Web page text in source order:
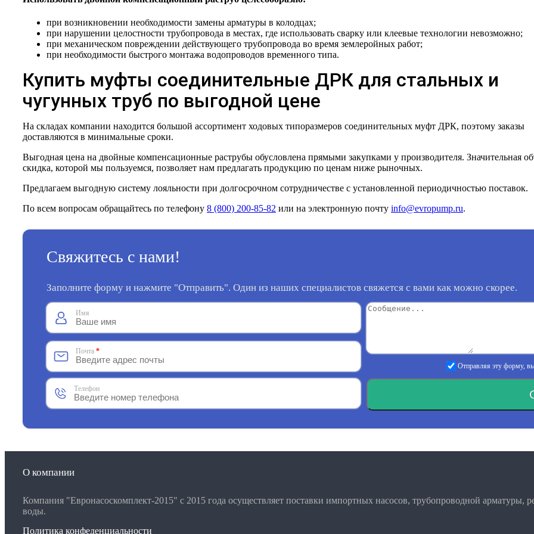
при возникновении необходимости замены арматуры в колодцах;
при нарушении целостности трубопровода в местах, где использовать сварку или клеевые технологии невозможно;
при механическом повреждении действующего трубопровода во время землеройных работ;
при необходимости быстрого монтажа водопроводов временного типа.
Купить муфты соединительные ДРК для стальных и
чугунных труб по выгодной цене
На складах компании находится большой ассортимент ходовых типоразмеров соединительных муфт ДРК, поэтому заказы
доставляются в минимальные сроки.
Выгодная цена на двойные компенсационные раструбы обусловлена прямыми закупками у производителя. Значительная
скидка, которой мы пользуемся, позволяет нам предлагать продукцию по ценам ниже рыночных.
Предлагаем выгодную систему лояльности при долгосрочном сотрудничестве с установленной периодичностью поставок.
По всем вопросам обращайтесь по телефону 8 (800) 200-85-82 или на электронную почту info@evropump.ru.
Свяжитесь с нами!
Заполните форму и нажмите "Отправить". Один из наших специалистов свяжется с вами как можно скорее.
Имя
Почта *
Телефон
Отправляя эту форму,
О компании
Компания "Евронасоскомплект-2015" с 2015 года осуществляет поставки импортных насосов, трубопроводной арматуры,
воды.
Политика конфеденциальности